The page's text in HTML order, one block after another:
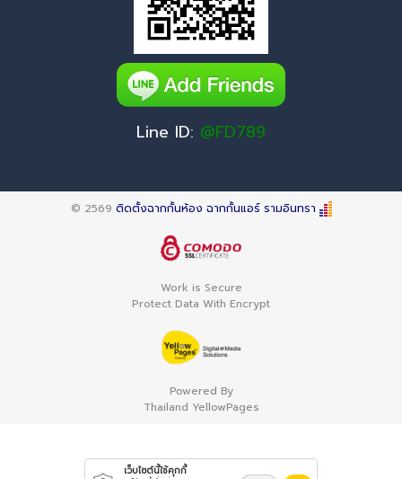
Line ID: @FD789
© 2569 ติดตั้งฉากกั้นห้อง ฉากกั้นแอร์ รามอินทรา
Work is Secure
Protect Data With Encrypt
Powered By
Thailand YellowPages
เว็บไซต์นี้ใช้คุกกี้